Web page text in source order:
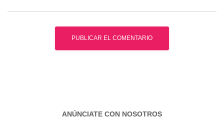
ANÚNCIATE CON NOSOTROS